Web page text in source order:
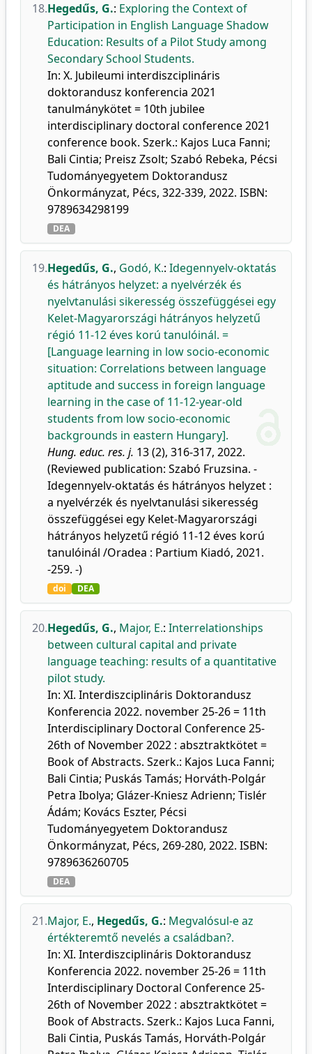
18.Hegedűs, G.: Exploring the Context of
Participation in English Language Shadow
Education: Results of a Pilot Study among
Secondary School Students.
In: X. Jubileumi interdiszciplináris
doktorandusz konferencia 2021
tanulmánykötet = 10th jubilee
interdisciplinary doctoral conference 2021
conference book. Szerk.: Kajos Luca Fanni;
Bali Cintia; Preisz Zsolt; Szabó Rebeka, Pécsi
Tudományegyetem Doktorandusz
Önkormányzat, Pécs, 322-339, 2022. ISBN:
9789634298199
DEA
19.Hegedűs, G., Godó, K.: Idegennyelv-oktatás
és hátrányos helyzet: a nyelvérzék és
nyelvtanulási sikeresség összefüggései egy
Kelet-Magyarországi hátrányos helyzetű
régió 11-12 éves korú tanulóinál. =
[Language learning in low socio-economic
situation: Correlations between language
aptitude and success in foreign language
learning in the case of 11-12-year-old
students from low socio-economic
backgrounds in eastern Hungary].
Hung. educ. res. j. 13 (2), 316-317, 2022.
(Reviewed publication: Szabó Fruzsina. -
Idegennyelv-oktatás és hátrányos helyzet :
a nyelvérzék és nyelvtanulási sikeresség
összefüggései egy Kelet-Magyarországi
hátrányos helyzetű régió 11-12 éves korú
tanulóinál /Oradea : Partium Kiadó, 2021.
-259. -)
doi DEA
20.Hegedűs, G., Major, E.: Interrelationships
between cultural capital and private
language teaching: results of a quantitative
pilot study.
In: XI. Interdiszciplináris Doktorandusz
Konferencia 2022. november 25-26 = 11th
Interdisciplinary Doctoral Conference 25-
26th of November 2022 : absztraktkötet =
Book of Abstracts. Szerk.: Kajos Luca Fanni;
Bali Cintia; Puskás Tamás; Horváth-Polgár
Petra Ibolya; Glázer-Kniesz Adrienn; Tislér
Ádám; Kovács Eszter, Pécsi
Tudományegyetem Doktorandusz
Önkormányzat, Pécs, 269-280, 2022. ISBN:
9789636260705
DEA
21.Major, E., Hegedűs, G.: Megvalósul-e az
értékteremtő nevelés a családban?.
In: XI. Interdiszciplináris Doktorandusz
Konferencia 2022. november 25-26 = 11th
Interdisciplinary Doctoral Conference 25-
26th of November 2022 : absztraktkötet =
Book of Abstracts. Szerk.: Kajos Luca Fanni,
Bali Cintia, Puskás Tamás, Horváth-Polgár